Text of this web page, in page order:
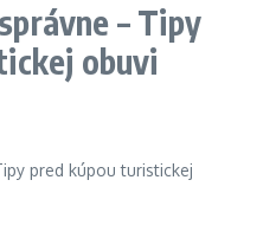
– Tipy
obuvi